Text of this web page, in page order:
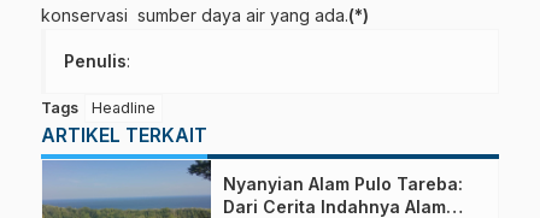
konservasi sumber daya air yang ada.(*)
Penulis:
Tags Headline
ARTIKEL TERKAIT
Nyanyian Alam Pulo Tareba:
Dari Cerita Indahnya Alam